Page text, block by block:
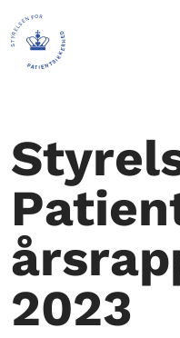
2023